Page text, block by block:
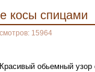
косы спицами
15964
Красивый обьемный узор